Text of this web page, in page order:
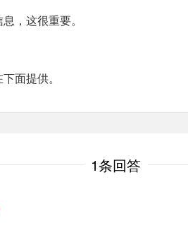
，这很重要。
面提供。
1条回答